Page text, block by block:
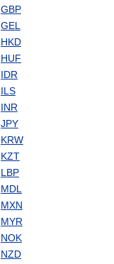
GBP
GEL
HKD
HUF
IDR
ILS
INR
JPY
KRW
KZT
LBP
MDL
MXN
MYR
NOK
NZD